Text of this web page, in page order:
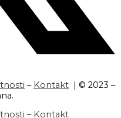
– Kontakt | © 2023 –
– Kontakt